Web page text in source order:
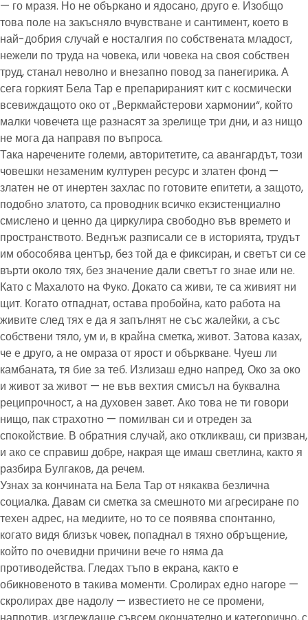
— го мразя. Но не объркано и ядосано, друго е. Изобщо
това поле на закъсняло вчувстване и сантимент, което в
най-добрия случай е носталгия по собствената младост,
нежели по труда на човека, или човека на своя собствен
труд, станал неволно и внезапно повод за панегирика. А
сега горкият Бела Тар е препарираният кит с космически
всевиждащото око от „Веркмайстерови хармонии“, който
малки човечета ще разнасят за зрелище три дни, и аз нищо
не мога да направя по въпроса.
Така наречените големи, авторитетите, са авангардът, този
човешки незаменим културен ресурс и златен фонд —
златен не от инертен захлас по готовите епитети, а защото,
подобно златото, са проводник всичко екзистенциално
смислено и ценно да циркулира свободно във времето и
пространството. Веднъж разписали се в историята, трудът
им обособява център, без той да е фиксиран, и светът си се
върти около тях, без значение дали светът го знае или не.
Като с Махалото на Фуко. Докато са живи, те са живият ни
щит. Когато отпаднат, остава пробойна, като работа на
живите след тях е да я запълнят не със жалейки, а със
собствени тяло, ум и, в крайна сметка, живот. Затова казах,
че е друго, а не омраза от ярост и объркване. Чуеш ли
камбаната, тя бие за теб. Излизаш едно напред. Око за око
и живот за живот — не във вехтия смисъл на буквална
реципрочност, а на духовен завет. Ако това не ти говори
нищо, пак страхотно — помилван си и отреден за
спокойствие. В обратния случай, ако откликваш, си призван,
и ако се справиш добре, накрая ще имаш светлина, както я
разбира Булгаков, да речем.
Узнах за кончината на Бела Тар от някаква безлична
социалка. Давам си сметка за смешното ми агресиране по
техен адрес, на медиите, но то се появява спонтанно,
когато видя близък човек, попаднал в тяхно обръщение,
който по очевидни причини вече го няма да
противодейства. Гледах тъпо в екрана, както е
обикновеното в такива моменти. Сролирах едно нагоре —
скролирах две надолу — известието не се промени,